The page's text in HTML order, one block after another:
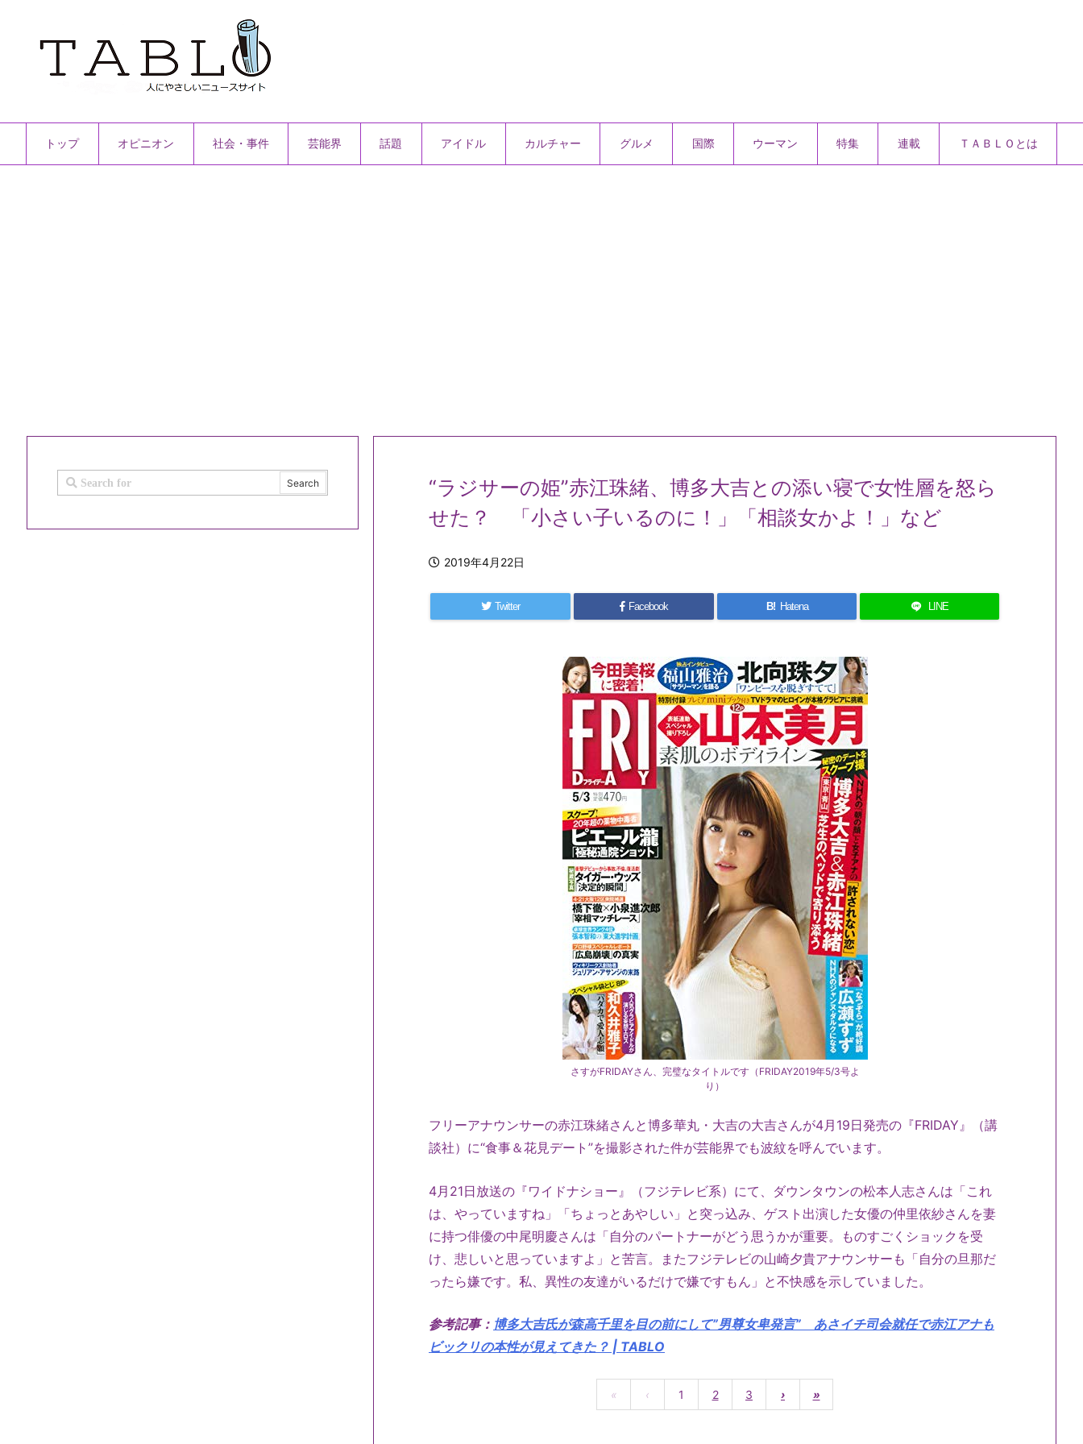
トップ オピニオン 社会・事件 芸能界 話題 アイドル カルチャー グルメ 国際 ウーマン 特集 連載 ＴＡＢＬＯとは
“ラジサーの姫”赤江珠緒、博多大吉との添い寝で女性層を怒ら
せた？ 「小さい子いるのに！」「相談女かよ！」など
2019年4月22日
Twitter Facebook B! Hatena LINE
さすがFRIDAYさん、完璧なタイトルです（FRIDAY2019年5/3号よ
り）
フリーアナウンサーの赤江珠緒さんと博多華丸・大吉の大吉さんが4月19日発売の『FRIDAY』（講
談社）に“食事＆花見デート”を撮影された件が芸能界でも波紋を呼んでいます。
4月21日放送の『ワイドナショー』（フジテレビ系）にて、ダウンタウンの松本人志さんは「これ
は、やっていますね」「ちょっとあやしい」と突っ込み、ゲスト出演した女優の仲里依紗さんを妻
に持つ俳優の中尾明慶さんは「自分のパートナーがどう思うかが重要。ものすごくショックを受
け、悲しいと思っていますよ」と苦言。またフジテレビの山崎夕貴アナウンサーも「自分の旦那だ
ったら嫌です。私、異性の友達がいるだけで嫌ですもん」と不快感を示していました。
参考記事： 博多大吉氏が森高千里を目の前にして”男尊女卑発言” あさイチ司会就任で赤江アナも
ビックリの本性が見えてきた？ | TABLO
« ‹ 1 2 3 › »